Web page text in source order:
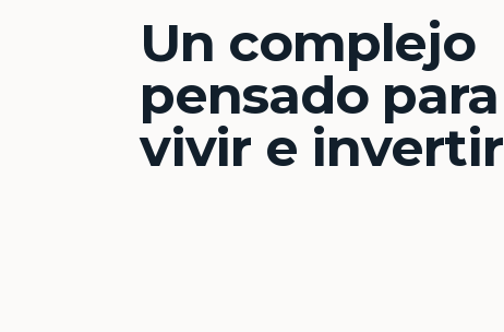
Un complejo
pensado para
vivir e invertir